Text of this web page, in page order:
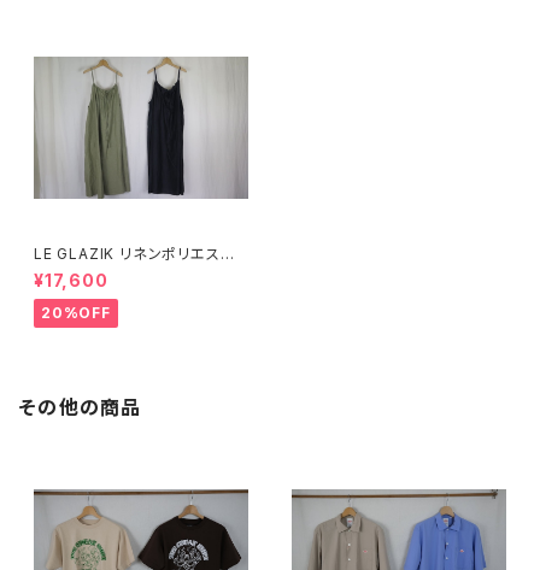
LE GLAZIK リネンポリエステ
ル キャミソールワンピース
¥17,600
20%OFF
その他の商品